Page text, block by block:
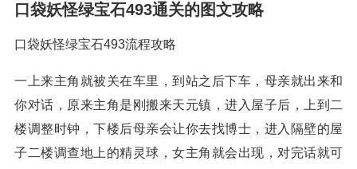
口袋妖怪绿宝石493通关的图文攻略
口袋妖怪绿宝石493流程攻略
一上来主角就被关在车里，到站之后下车，母亲就出来和
你对话，原来主角是刚搬来天元镇，进入屋子后，上到二
楼调整时钟，下楼后母亲会让你去找博士，进入隔壁的屋
子二楼调查地上的精灵球，女主角就会出现，对完话就可